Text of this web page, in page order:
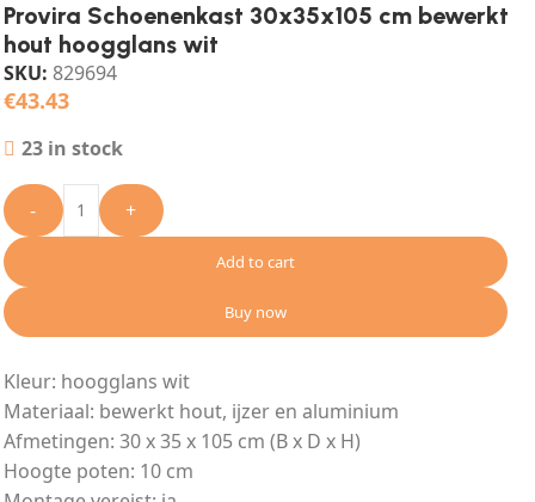
Provira Schoenenkast 30x35x105 cm bewerkt
hout hoogglans wit
SKU: 829694
€43.43
23 in stock
- +
Add to cart
Buy now
Kleur: hoogglans wit
Materiaal: bewerkt hout, ijzer en aluminium
Afmetingen: 30 x 35 x 105 cm (B x D x H)
Hoogte poten: 10 cm